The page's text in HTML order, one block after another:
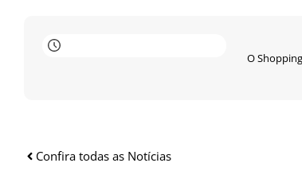
O Shopping
Confira todas as Notícias